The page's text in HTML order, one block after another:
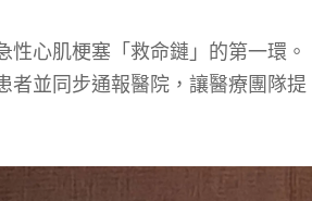
心肌梗塞「救命鏈」的第一環。
者並同步通報醫院，讓醫療團隊提